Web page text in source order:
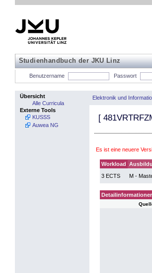
Studienhandbuch der JKU Linz
Benutzername Passwort
Übersicht
Alle Curricula
Externe Tools
KUSSS
Auwea NG
Elektronik und
[
Es ist eine neuere
Workload
3 ECTS
M -